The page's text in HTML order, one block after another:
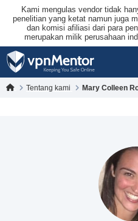
Kami mengulas vendor tidak
penelitian yang ketat namun juga
dan komisi afiliasi dari para
merupakan milik perusahaan
Tentang kami Mary Colleen